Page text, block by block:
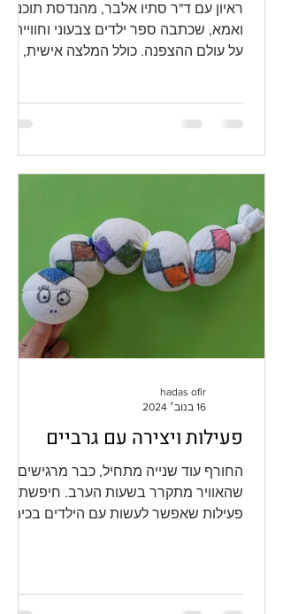
ראיון עם ד"ר סתיו אלבר, מהנדסת תוכנה
ואמא, שכתבה ספר ילדים צבעוני וחווייתי
על עולם ההצפנה. כולל המלצה אישית,
פעילות ויצירה עם גרביים
החורף עוד שנייה מתחיל, כבר מרגישים
שהאוויר מתקרר בשעות הערב. חיפשתי
פעילות שאפשר לעשות עם הילדים בכיתה
hadas ofir
16 בנוב׳ 2024